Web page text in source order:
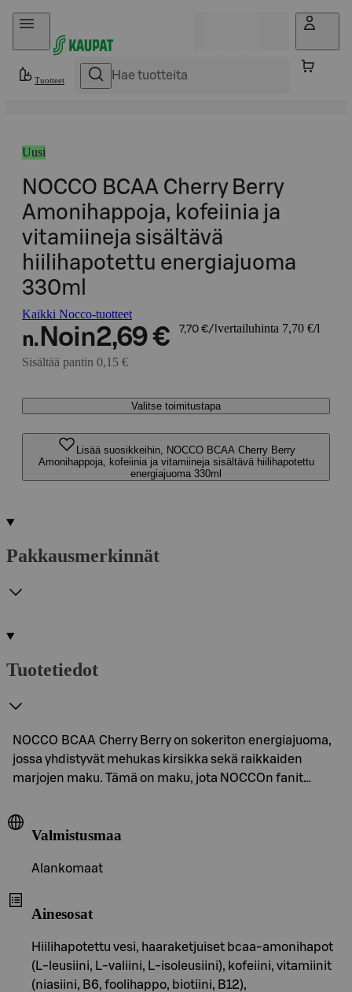
Hyppää sisältöön
Tuotteet
Uusi
NOCCO BCAA Cherry Berry
Amonihappoja, kofeiinia ja
vitamiineja sisältävä
hiilihapotettu energiajuoma
330ml
Kaikki Nocco-tuotteet
n. Noin2,69 € 7,70 €/l vertailuhinta 7,70 €/l
Sisältää pantin 0,15 €
Valitse toimitustapa
Lisää suosikkeihin, NOCCO BCAA Cherry Berry
Amonihappoja, kofeiinia ja vitamiineja sisältävä hiilihapotettu
energiajuoma 330ml
Pakkausmerkinnät
Tuotetiedot
NOCCO BCAA Cherry Berry on sokeriton energiajuoma,
jossa yhdistyvät mehukas kirsikka sekä raikkaiden
marjojen maku. Tämä on maku, jota NOCCOn fanit…
Valmistusmaa
Alankomaat
Ainesosat
Hiilihapotettu vesi, haaraketjuiset bcaa-amonihapot
(L-leusiini, L-valiini, L-isoleusiini), kofeiini, vitamiinit
(niasiini, B6, foolihappo, biotiini, B12),